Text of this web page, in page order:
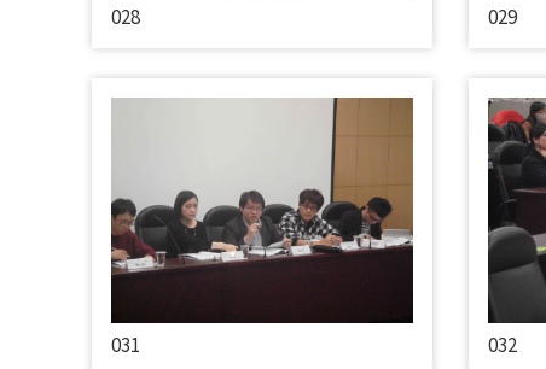
028 029
031 032